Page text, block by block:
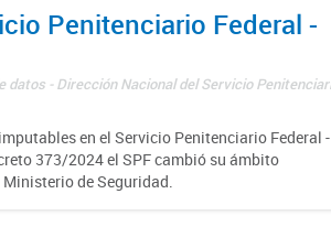
Penitenciario Federal -
datos - Dirección Nacional del Servicio
en el Servicio Penitenciario Federal -
373/2024 el SPF cambió su ámbito
de Seguridad.